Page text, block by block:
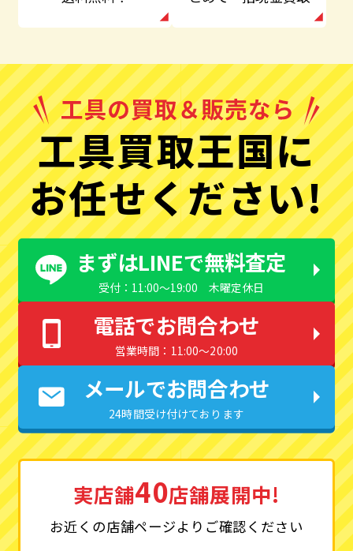
工具買取王国に
お任せください!
まずはLINEで無料査定
受付：11:00〜19:00 木曜定休日
電話でお問合わせ
営業時間：11:00〜20:00
メールでお問合わせ
24時間受け付けております
実店舗40店舗展開中!
お近くの店舗ページよりご確認ください